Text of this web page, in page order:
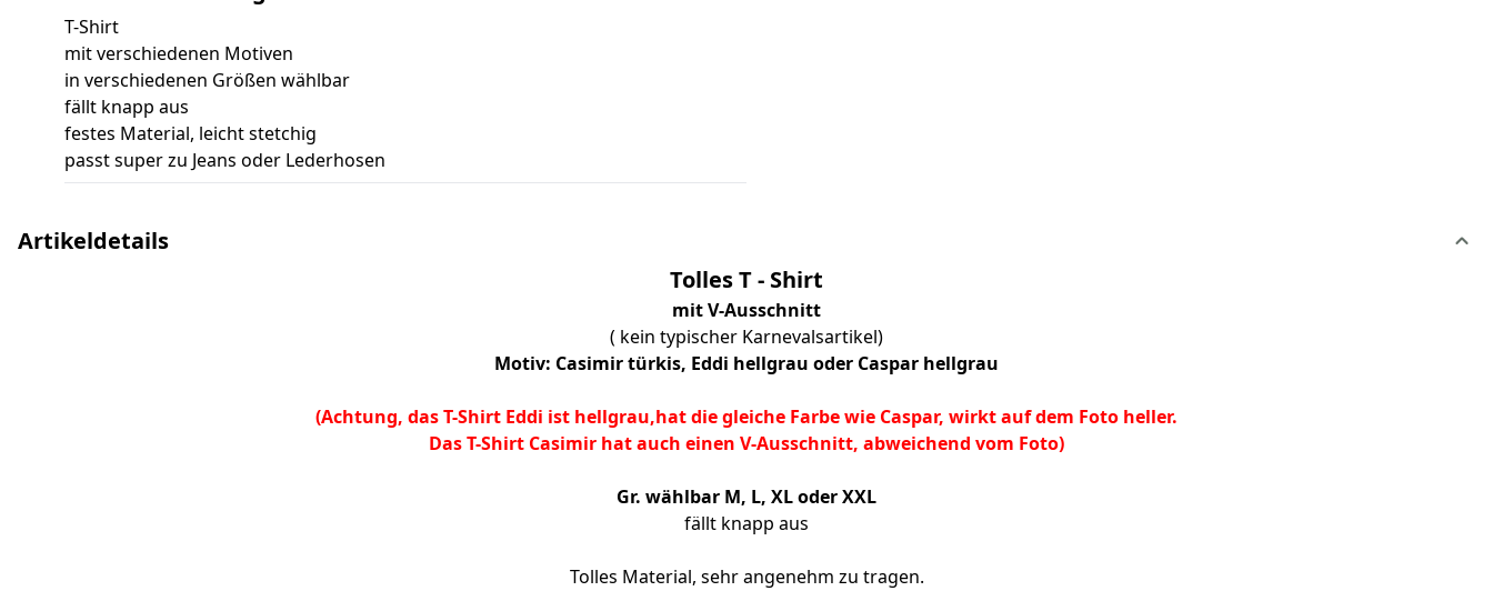
T-Shirt
mit verschiedenen Motiven
in verschiedenen Größen wählbar
fällt knapp aus
festes Material, leicht stetchig
passt super zu Jeans oder Lederhosen
Artikeldetails
Tolles T - Shirt
mit V-Ausschnitt
( kein typischer Karnevalsartikel)
Motiv: Casimir türkis, Eddi hellgrau oder Caspar hellgrau
(Achtung, das T-Shirt Eddi ist hellgrau,hat die gleiche Farbe wie Caspar, wirkt auf dem Foto heller.
Das T-Shirt Casimir hat auch einen V-Ausschnitt, abweichend vom Foto)
Gr. wählbar M, L, XL oder XXL
fällt knapp aus
Tolles Material, sehr angenehm zu tragen.